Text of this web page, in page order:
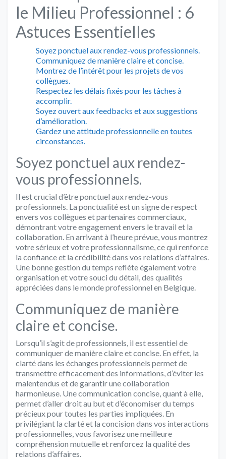
le Milieu Professionnel : 6
Astuces Essentielles
Soyez ponctuel aux rendez-vous professionnels.
Communiquez de manière claire et concise.
Montrez de l’intérêt pour les projets de vos
collègues.
Respectez les délais fixés pour les tâches à
accomplir.
Soyez ouvert aux feedbacks et aux suggestions
d’amélioration.
Gardez une attitude professionnelle en toutes
circonstances.
Soyez ponctuel aux rendez-
vous professionnels.
Il est crucial d’être ponctuel aux rendez-vous
professionnels. La ponctualité est un signe de respect
envers vos collègues et partenaires commerciaux,
démontrant votre engagement envers le travail et la
collaboration. En arrivant à l’heure prévue, vous montrez
votre sérieux et votre professionnalisme, ce qui renforce
la confiance et la crédibilité dans vos relations d’affaires.
Une bonne gestion du temps reflète également votre
organisation et votre souci du détail, des qualités
appréciées dans le monde professionnel en Belgique.
Communiquez de manière
claire et concise.
Lorsqu’il s’agit de professionnels, il est essentiel de
communiquer de manière claire et concise. En effet, la
clarté dans les échanges professionnels permet de
transmettre efficacement des informations, d’éviter les
malentendus et de garantir une collaboration
harmonieuse. Une communication concise, quant à elle,
permet d’aller droit au but et d’économiser du temps
précieux pour toutes les parties impliquées. En
privilégiant la clarté et la concision dans vos interactions
professionnelles, vous favorisez une meilleure
compréhension mutuelle et renforcez la qualité des
relations d’affaires.